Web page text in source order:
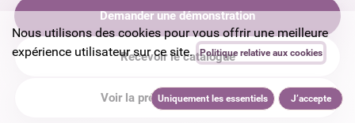
Demander une démonstration
Recevoir le catalogue
Voir la prévention des chutes
Nous utilisons des cookies pour vous offrir une meilleure
expérience utilisateur sur ce site.
Politique relative aux cookies
Uniquement les essentiels J’accepte